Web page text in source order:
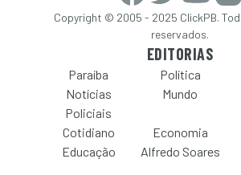
Copyright © 2005 - 2025 ClickPB.
reservados.
EDITORIAS
Paraíba Política
Notícias
Policiais
Mundo
Cotidiano Economia
Educação
Alfredo Soares